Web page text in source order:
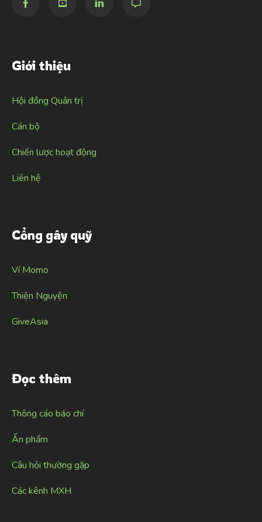
Giới thiệu
Hội đồng Quản trị
Cán bộ
Chiến lược hoạt động
Liên hệ
Cổng gây quỹ
Ví Momo
Thiện Nguyện
GiveAsia
Đọc thêm
Thông cáo báo chí
Ấn phẩm
Câu hỏi thường gặp
Các kênh MXH